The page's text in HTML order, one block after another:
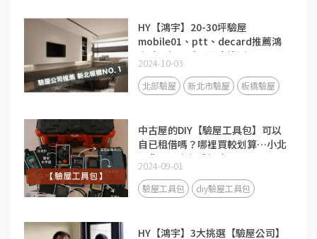
HY【鴻宇】20-30坪驗屋
mobile01、ptt、decard推薦鴻
宇驗屋師及房屋漏水檢測
2024-10-03
北部驗屋 新北市驗屋 板橋驗屋
中古屋的DIY【驗屋工具包】可以
自已租借嗎？哪裡買較划算…小北
百貨、五金行或蝦皮？
2024-09-01
驗屋工具包 diy驗屋工具包
HY【鴻宇】3大挑選【驗屋公司】